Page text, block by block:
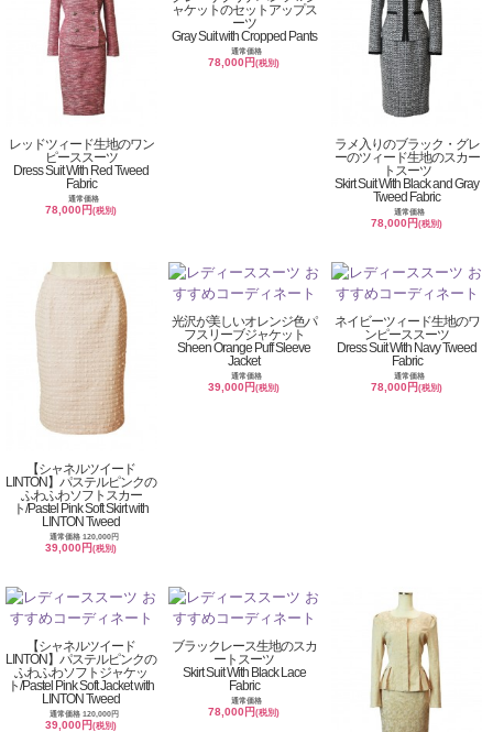
レッドツィード生地のワン
ピーススーツ
Dress Suit With Red Tweed
Fabric
通常価格
78,000円(税別)
ャケットのセットアップス
ーツ
Gray Suit with Cropped Pants
通常価格
78,000円(税別)
ラメ入りのブラック・グレ
ーのツィード生地のスカー
トスーツ
Skirt Suit With Black and Gray
Tweed Fabric
通常価格
78,000円(税別)
【シャネルツイード
LINTON】パステルピンクの
ふわふわソフトスカー
ト/Pastel Pink Soft Skirt with
LINTON Tweed
通常価格 120,000円
39,000円(税別)
光沢が美しいオレンジ色パ
フスリーブジャケット
Sheen Orange Puff Sleeve
Jacket
通常価格
39,000円(税別)
ネイビーツィード生地のワ
ンピーススーツ
Dress Suit With Navy Tweed
Fabric
通常価格
78,000円(税別)
【シャネルツイード
LINTON】パステルピンクの
ふわふわソフトジャケッ
ト/Pastel Pink Soft Jacket with
LINTON Tweed
通常価格 120,000円
39,000円(税別)
ブラックレース生地のスカ
ートスーツ
Skirt Suit With Black Lace
Fabric
通常価格
78,000円(税別)